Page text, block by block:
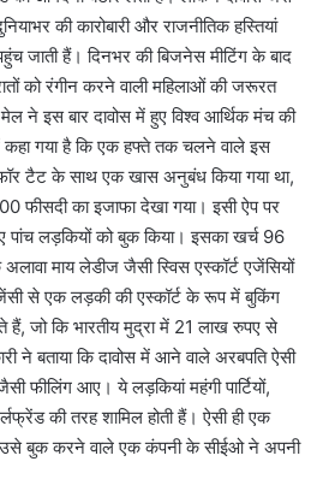
की कारोबारी और राजनीतिक हस्तियां
जाती हैं। दिनभर की बिजनेस मीटिंग के बाद
को रंगीन करने वाली महिलाओं की जरूरत
ने इस बार दावोस में हुए विश्व आर्थिक मंच की
में कहा गया है कि एक हफ्ते तक चलने वाले इस
टैट के साथ एक खास अनुबंध किया गया था,
फीसदी का इजाफा देखा गया। इसी ऐप पर
पांच लड़कियों को बुक किया। इसका खर्च 96
माय लेडीज जैसी स्विस एस्कॉर्ट एजेंसियों
से एक लड़की की एस्कॉर्ट के रूप में बुकिंग
हैं, जो कि भारतीय मुद्रा में 21 लाख रुपए से
ने बताया कि दावोस में आने वाले अरबपति ऐसी
फीलिंग आए। ये लड़कियां महंगी पार्टियों,
की तरह शामिल होती हैं। ऐसी ही एक
उसे बुक करने वाले एक कंपनी के सीईओ ने अपनी